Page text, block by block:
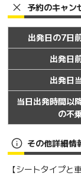
予約のキャン
出発日の7日
出発日
出発日
当日出発時間以
の不
その他詳細情
【シートタイプと